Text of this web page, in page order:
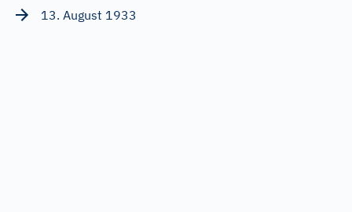
13. August 1933